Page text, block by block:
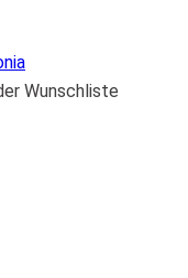
Wunschliste